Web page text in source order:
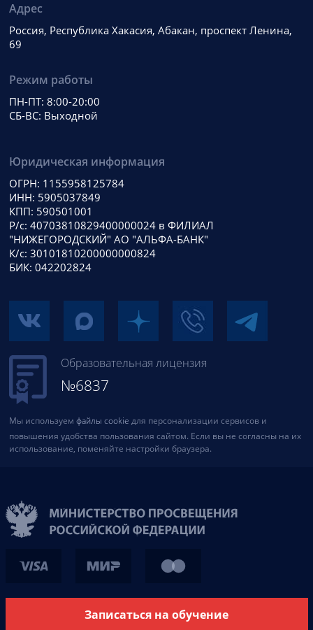
Адрес
Россия, Республика Хакасия, Абакан, проспект Ленина,
69
Режим работы
ПН-ПТ: 8:00-20:00
СБ-ВС: Выходной
Юридическая информация
ОГРН: 1155958125784
ИНН: 5905037849
КПП: 590501001
Р/с: 40703810829400000024 в ФИЛИАЛ
"НИЖЕГОРОДСКИЙ" АО "АЛЬФА-БАНК"
К/с: 30101810200000000824
БИК: 042202824
Образовательная лицензия
№6837
Мы используем файлы cookie для персонализации сервисов и
повышения удобства пользования сайтом. Если вы не согласны на их
использование, поменяйте настройки браузера.
Записаться на обучение